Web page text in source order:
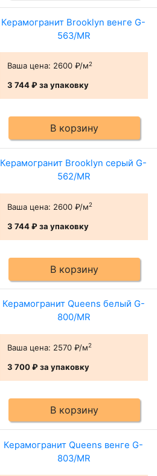
Керамогранит Brooklyn венге G-
563/MR
Ваша цена: 2600 ₽/м2
3 744 ₽за упаковку
В корзину
Керамогранит Brooklyn серый G-
562/MR
Ваша цена: 2600 ₽/м2
3 744 ₽за упаковку
В корзину
Керамогранит Queens белый G-
800/MR
Ваша цена: 2570 ₽/м2
3 700 ₽за упаковку
В корзину
Керамогранит Queens венге G-
803/MR